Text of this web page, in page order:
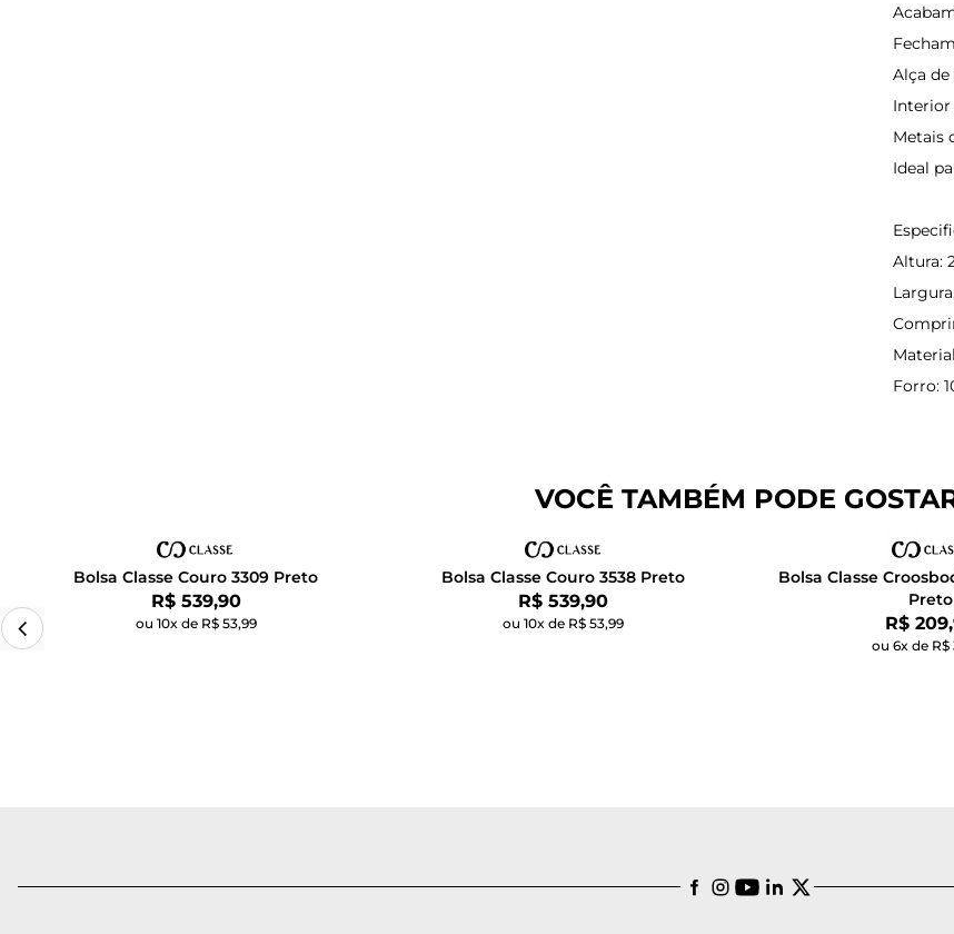
Alça
Interior
Metais
Ideal
Altura:
Forro:
VOCÊ TAMBÉM PODE
Bolsa Classe Couro 3309 Preto
Por:
R$ 539,90
ou 10x de R$ 53,99
Bolsa Classe Couro 3538 Preto
Por:
R$ 539,90
ou 10x de R$ 53,99
Bolsa Classe
Preto
Por:
R$
ou 6x de R$